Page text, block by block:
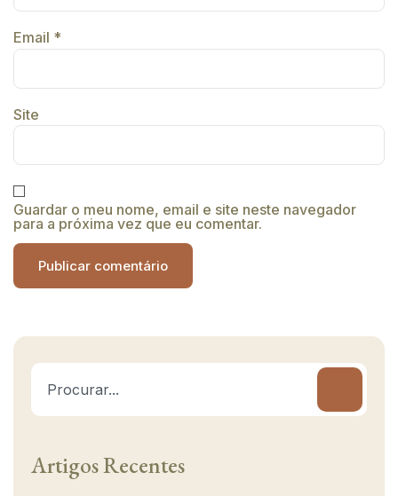
Email *
Site
Guardar o meu nome, email e site neste navegador
para a próxima vez que eu comentar.
Artigos Recentes